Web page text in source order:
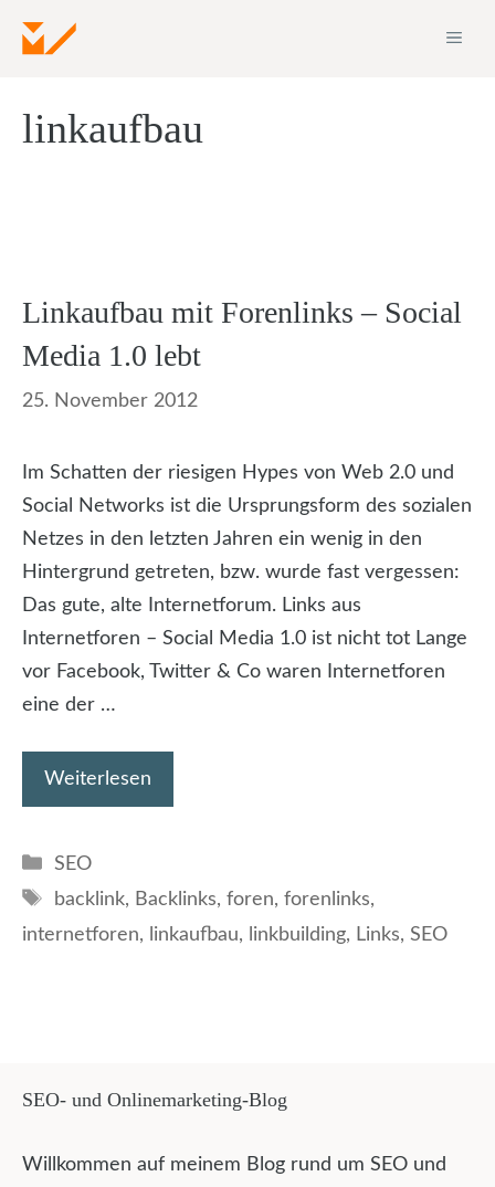
Inhalt
linkaufbau
Linkaufbau mit Forenlinks – Social
Media 1.0 lebt
25. November 2012
Im Schatten der riesigen Hypes von Web 2.0 und
Social Networks ist die Ursprungsform des sozialen
Netzes in den letzten Jahren ein wenig in den
Hintergrund getreten, bzw. wurde fast vergessen:
Das gute, alte Internetforum. Links aus
Internetforen – Social Media 1.0 ist nicht tot Lange
vor Facebook, Twitter & Co waren Internetforen
eine der …
Weiterlesen
Kategorien
SEO
Schlagwörter
backlink, Backlinks, foren, forenlinks,
internetforen, linkaufbau, linkbuilding, Links, SEO
SEO- und Onlinemarketing-Blog
Willkommen auf meinem Blog rund um SEO und